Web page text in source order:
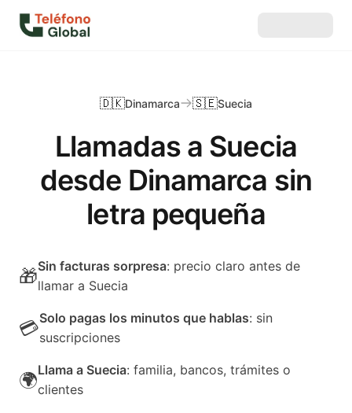
Llamadas a Suecia
desde Dinamarca sin
letra pequeña
🇩🇰Dinamarca 🇸🇪Suecia
🎁Sin facturas sorpresa: precio claro antes de
llamar a Suecia
💳Solo pagas los minutos que hablas: sin
suscripciones
🌍Llama a Suecia: familia, bancos, trámites o
clientes